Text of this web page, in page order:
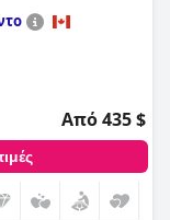
Από 435 $